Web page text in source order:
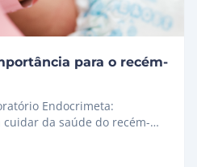
para o recém-
Endocrimeta:
da saúde do recém-